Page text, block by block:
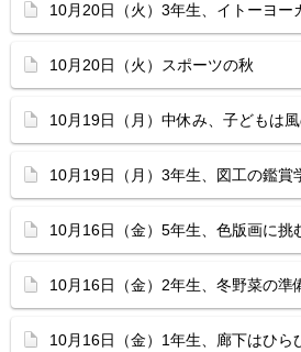
10月20日（火）3年生、イトーヨー
10月20日（火）スポーツの秋
10月19日（月）中休み、子どもは
10月19日（月）3年生、図工の鑑賞
10月16日（金）5年生、色版画に挑
10月16日（金）2年生、冬野菜の準
10月16日（金）1年生、廊下はひら